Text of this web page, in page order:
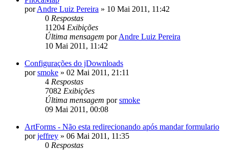
porAndre Luiz Pereira » 10 Mai 2011, 11:42
0 Respostas
11204 Exibições
Última mensagem porAndre Luiz Pereira
10 Mai 2011, 11:42
Configurações do jDownloads
porsmoke » 02 Mai 2011, 21:11
4 Respostas
7082 Exibições
Última mensagem porsmoke
09 Mai 2011, 00:08
ArtForms - Não esta redirecionando após mandar formulario
porjeffrey » 06 Mai 2011, 11:35
0 Respostas